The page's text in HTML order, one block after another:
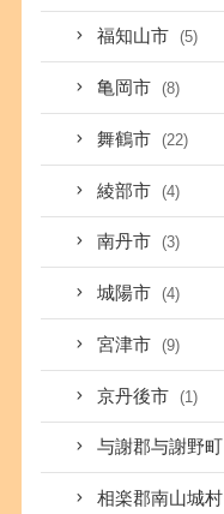
福知山市 (5)
亀岡市 (8)
舞鶴市 (22)
綾部市 (4)
南丹市 (3)
城陽市 (4)
宮津市 (9)
京丹後市 (1)
与謝郡与謝野町
相楽郡南山城村